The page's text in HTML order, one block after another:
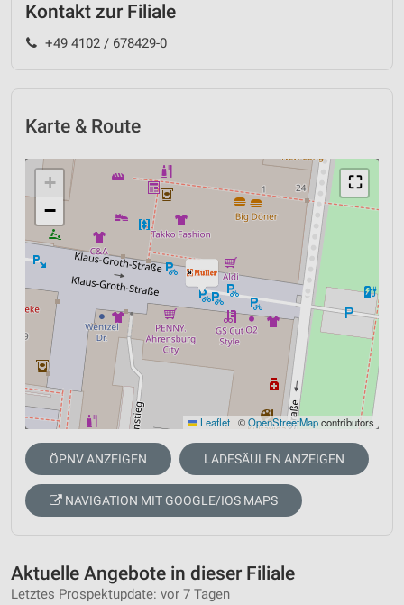
Kontakt zur Filiale
+49 4102 / 678429-0
Karte & Route
⛶
+
−
Leaflet | ©OpenStreetMapcontributors
ÖPNV ANZEIGEN LADESÄULEN ANZEIGEN
NAVIGATION MIT GOOGLE/IOS MAPS
Aktuelle Angebote in dieser Filiale
Letztes Prospektupdate: vor 7 Tagen